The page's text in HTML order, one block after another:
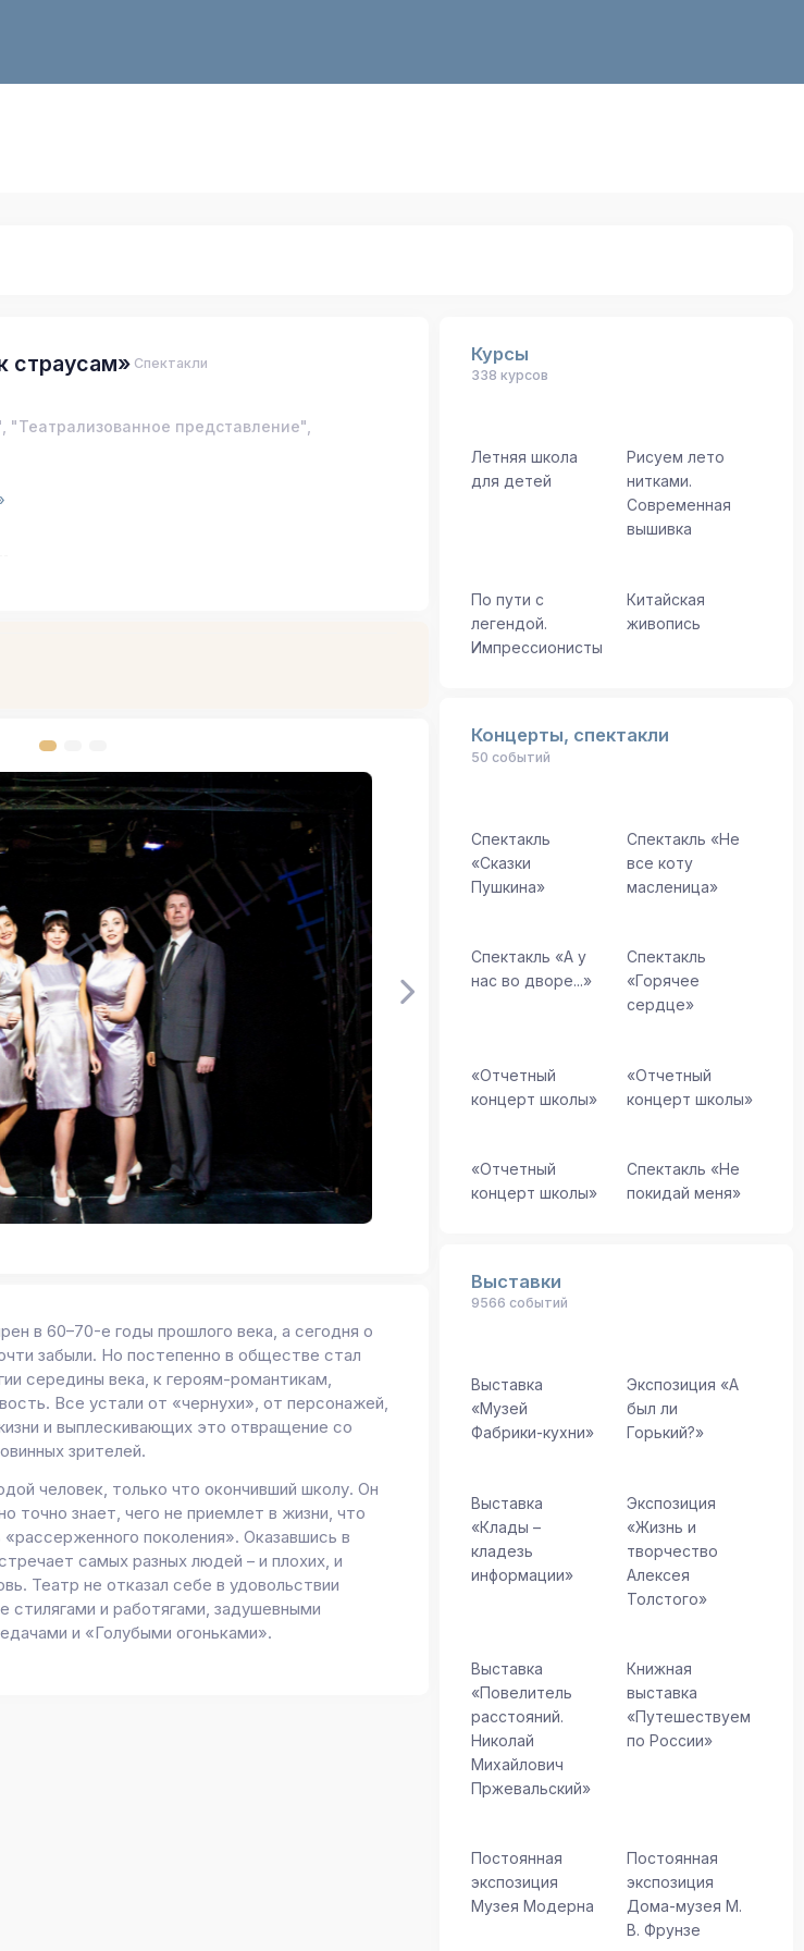
страусам» Спектакли
представление",
в 60–70-е годы прошлого века, а сегодня о
забыли. Но постепенно в обществе стал
середины века, к героям-романтикам,
Все устали от «чернухи», от персонажей,
и выплескивающих это отвращение со
зрителей.
человек, только что окончивший школу. Он
точно знает, чего не приемлет в жизни, что
поколения». Оказавшись в
самых разных людей – и плохих, и
Театр не отказал себе в удовольствии
и работягами, задушевными
и «Голубыми огоньками».
Курсы
338 курсов
Летняя школа
для детей
Рисуем лето
нитками.
Современная
вышивка
По пути с
легендой.
Импрессионисты
Китайская
живопись
Концерты, спектакли
50 событий
Спектакль
«Сказки
Пушкина»
Спектакль «Не
все коту
масленица»
Спектакль «А у
нас во дворе...»
Спектакль
«Горячее
сердце»
«Отчетный
концерт школы»
«Отчетный
концерт школы»
«Отчетный
концерт школы»
Спектакль «Не
покидай меня»
Выставки
9566 событий
Выставка
«Музей
Фабрики-кухни»
Экспозиция «А
был ли
Горький?»
Выставка
«Клады –
кладезь
информации»
Экспозиция
«Жизнь и
творчество
Алексея
Толстого»
Выставка
«Повелитель
расстояний.
Николай
Михайлович
Пржевальский»
Книжная
выставка
«Путешествуем
по России»
Постоянная
экспозиция
Музея Модерна
Постоянная
экспозиция
Дома-музея М.
В. Фрунзе